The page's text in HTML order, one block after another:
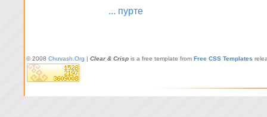
... пурте
© 2008 Chuvash.Org | Clear & Crisp is a free template from Free CSS Templates